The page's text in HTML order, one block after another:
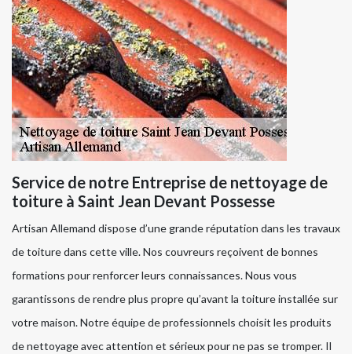
Service de notre Entreprise de nettoyage de
toiture à Saint Jean Devant Possesse
Artisan Allemand dispose d’une grande réputation dans les travaux
de toiture dans cette ville. Nos couvreurs reçoivent de bonnes
formations pour renforcer leurs connaissances. Nous vous
garantissons de rendre plus propre qu’avant la toiture installée sur
votre maison. Notre équipe de professionnels choisit les produits
de nettoyage avec attention et sérieux pour ne pas se tromper. Il